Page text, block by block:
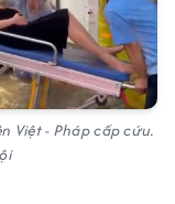
Việt - Pháp cấp cứu.